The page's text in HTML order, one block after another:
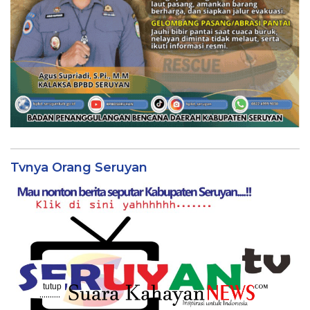
Tvnya Orang Seruyan
tutup
..........